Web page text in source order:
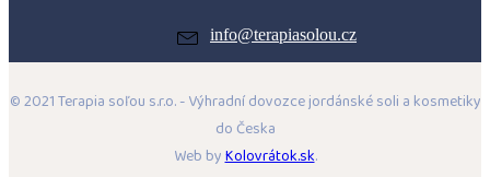
info@terapiasolou.cz
© 2021 Terapia soľou s.r.o. - Výhradní dovozce jordánské soli a kosmetiky
do Česka
Web byKolovrátok.sk.